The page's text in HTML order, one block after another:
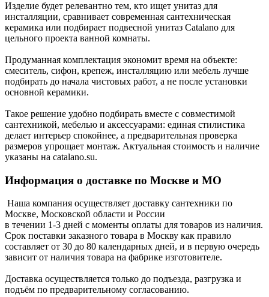
Изделие будет релевантно тем, кто ищет унитаз для
инсталляции, сравнивает современная сантехническая
керамика или подбирает подвесной унитаз Catalano для
цельного проекта ванной комнаты.
Продуманная комплектация экономит время на объекте:
смеситель, сифон, крепеж, инсталляцию или мебель лучше
подбирать до начала чистовых работ, а не после установки
основной керамики.
Такое решение удобно подбирать вместе с совместимой
сантехникой, мебелью и аксессуарами: единая стилистика
делает интерьер спокойнее, а предварительная проверка
размеров упрощает монтаж. Актуальная стоимость и наличие
указаны на catalano.su.
Информация о доставке по Москве и МО
Наша компания осуществляет доставку сантехники по
Москве, Московской области и России
в течении 1-3 дней с моменты оплаты для товаров из наличия.
Срок поставки заказного товара в Москву как правило
составляет от 30 до 80 календарных дней, и в первую очередь
зависит от наличия товара на фабрике изготовителе.
Доставка осуществляется только до подъезда, разгрузка и
подъём по предварительному согласованию.